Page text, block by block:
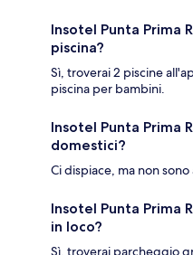
Insotel Punta Prima
piscina?
Sì, troverai 2 piscine
piscina per bambini.
Insotel Punta Prima
domestici?
Ci dispiace, ma non
Insotel Punta Prima
in loco?
Sì, troverai parcheggio